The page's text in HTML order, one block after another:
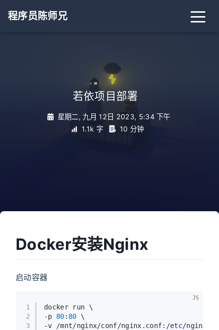
程序员陈师兄
若依项目部署
星期二, 九月 12日 2023, 5:34 下午
1.1k 字
10 分钟
Docker安装Nginx
启动容器
1
2
3
docker run \
-p 80 : 80 \
-v /mnt/nginx/conf/nginx. conf: /etc/nginx/
JS